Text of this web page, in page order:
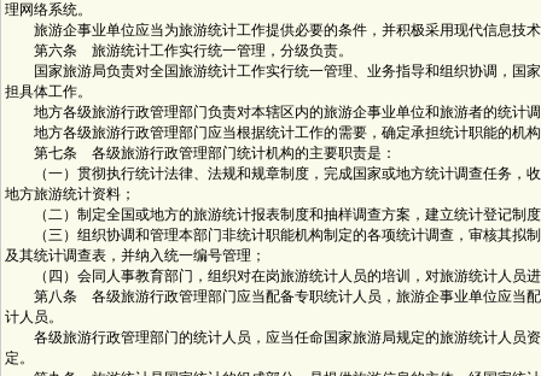
理网络系统。
旅游企事业单位应当为旅游统计工作提供必要的条件，并积极采用现代信息技
第六条 旅游统计工作实行统一管理，分级负责。
国家旅游局负责对全国旅游统计工作实行统一管理、业务指导和组织协调，国
担具体工作。
地方各级旅游行政管理部门负责对本辖区内的旅游企事业单位和旅游者的统计
地方各级旅游行政管理部门应当根据统计工作的需要，确定承担统计职能的机
第七条 各级旅游行政管理部门统计机构的主要职责是：
（一）贯彻执行统计法律、法规和规章制度，完成国家或地方统计调查任务，
地方旅游统计资料；
（二）制定全国或地方的旅游统计报表制度和抽样调查方案，建立统计登记制
（三）组织协调和管理本部门非统计职能机构制定的各项统计调查，审核其拟
及其统计调查表，并纳入统一编号管理；
（四）会同人事教育部门，组织对在岗旅游统计人员的培训，对旅游统计人员
第八条 各级旅游行政管理部门应当配备专职统计人员，旅游企事业单位应当配
计人员。
各级旅游行政管理部门的统计人员，应当任命国家旅游局规定的旅游统计人员
定。